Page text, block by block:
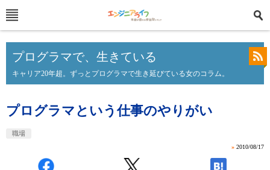
プログラマで、生きている
キャリア20年超。ずっとプログラマで生き延びている女のコラム。
プログラマという仕事のやりがい
職場
» 2010/08/17